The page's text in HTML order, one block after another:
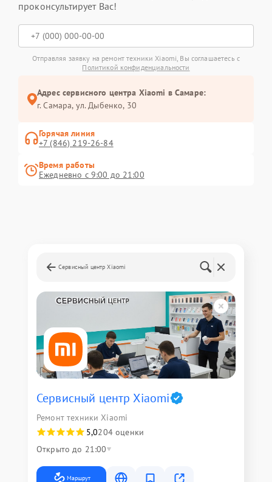
проконсультирует Вас!
Отправляя заявку на ремонт техники Xiaomi, Вы соглашаетесь с
Политикой конфиденциальности
Адрес сервисного центра Xiaomi в Самаре:
г. Самара, ул. Дыбенко, 30
Горячая линия
+7 (846) 219-26-84
Время работы
Ежедневно с 9:00 до 21:00
Сервисный центр Xiaomi
Сервисный центр Xiaomi
Ремонт техники Xiaomi
5,0204 оценки
Открыто до 21:00
Маршрут